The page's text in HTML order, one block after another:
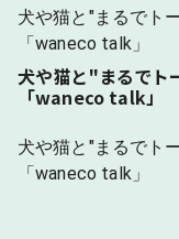
犬や猫と"まるでト
「waneco talk」
犬や猫と"まるでト
「waneco talk」
犬や猫と"まるでト
「waneco talk」